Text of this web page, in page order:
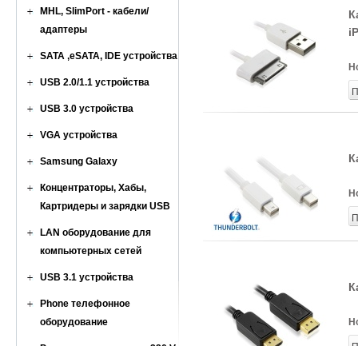
MHL, SlimPort - кабели/
адаптеры
SATA ,eSATA, IDE устройства
USB 2.0/1.1 устройства
USB 3.0 устройства
VGA устройства
Samsung Galaxy
Концентраторы, Хабы,
Картридеры и зарядки USB
LAN оборудование для
компьютерных сетей
USB 3.1 устройства
Phone телефонное
оборудование